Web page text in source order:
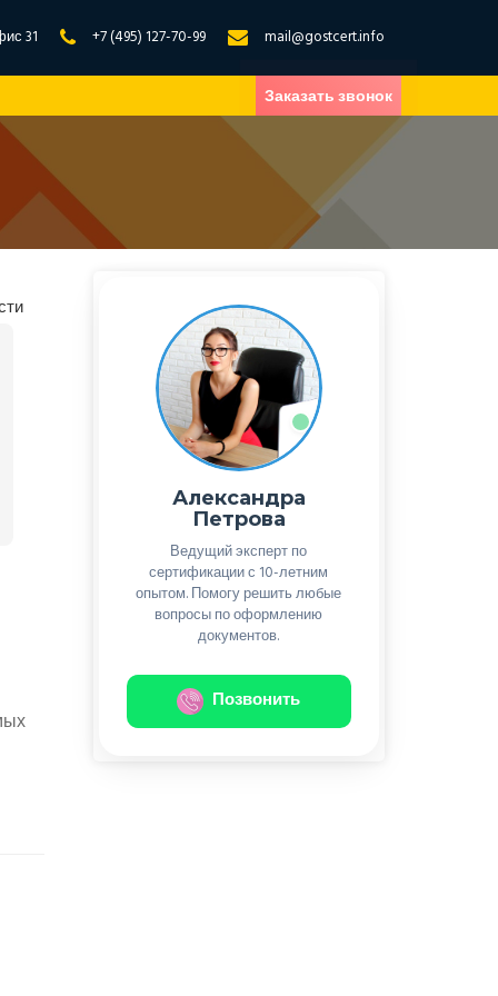
31 +7 (495) 127-70-99 mail@gostcert.info
Заказать звонок
Александра
Петрова
Ведущий эксперт по
сертификации с 10-летним
опытом. Помогу решить любые
вопросы по оформлению
документов.
Позвонить